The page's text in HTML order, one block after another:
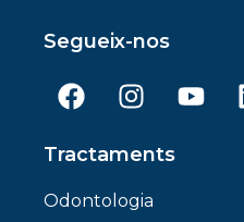
Segueix-nos
Tractaments
Odontologia